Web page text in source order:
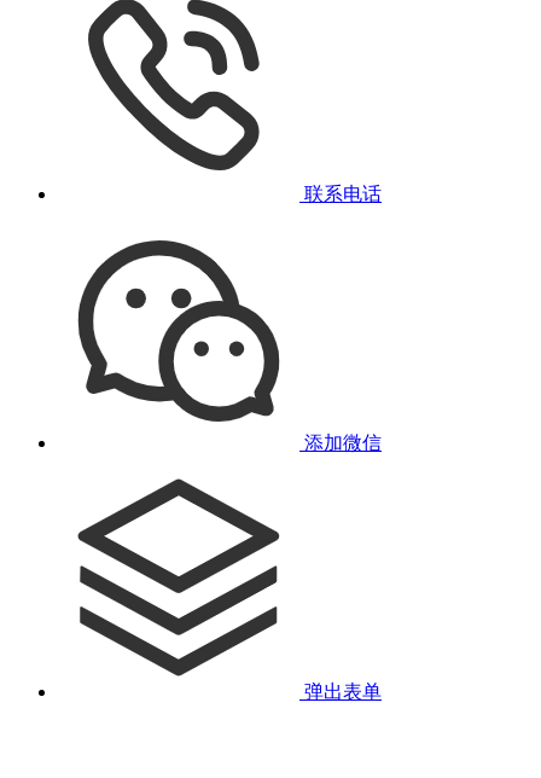
联系电话
添加微信
弹出表单